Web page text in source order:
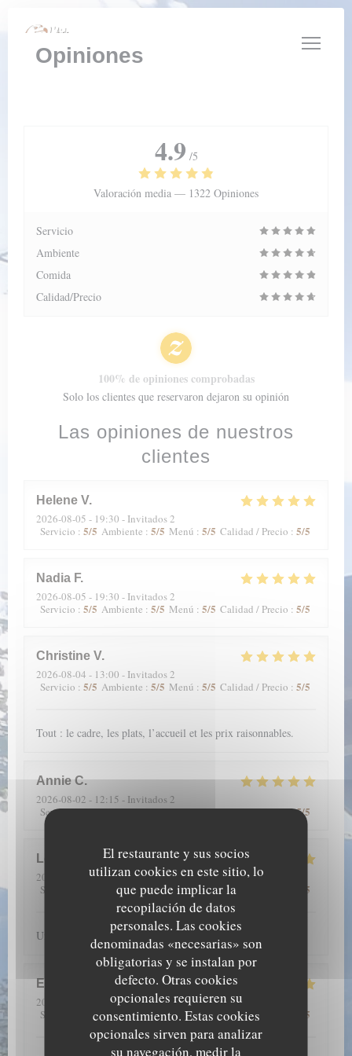
Personalización de sus opciones de cookies
El restaurante y sus socios
utilizan cookies en este sitio, lo
que puede implicar la
recopilación de datos
personales. Las cookies
denominadas «necesarias» son
obligatorias y se instalan por
defecto. Otras cookies
opcionales requieren su
consentimiento. Estas cookies
opcionales sirven para analizar
su navegación, medir la
Opiniones
Las opiniones de nuestros
clientes
Helene V
2026-08-05 - 19:30 - Invitados 2
Servicio : 5/5 Ambiente : 5/5 Menú : 5/5 Calidad / Precio : 5/5
Nadia F
2026-08-05 - 19:30 - Invitados 2
Servicio : 5/5 Ambiente : 5/5 Menú : 5/5 Calidad / Precio : 5/5
Christine V
2026-08-04 - 13:00 - Invitados 2
Servicio : 5/5 Ambiente : 5/5 Menú : 5/5 Calidad / Precio : 5/5
Tout : le cadre, les plats, l’accueil et les prix raisonnables.
Annie C
2026-08-02 - 12:15 - Invitados 2
Servicio:5/5 Ambiente:5/5 Menú:5/5 Calidad / Precio:5/5
Louise
2026-07-23
- 20:00 - Invitados 6
Servicio
Ambiente:5/5 Menú:5/5 Calidad / Precio /5
Un accueil chaleureux, avec beaucoup de joie et de sourires
Emmanuelle A
2026-07-17
- 13:00 - Invitados 4
Servicio
/5 Ambiente:5/5 Menú: 5/5 Calidad / Precio /5
4.9 /5
Valoración media — 1322 Opiniones
Servicio
Ambiente
Comida
Calidad/Precio
100% de opiniones comprobadas
Solo los clientes que reservaron dejaron su opinión